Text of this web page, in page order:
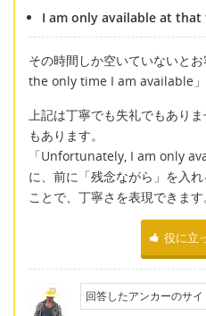
I am only available at that
その時間しか空いていないと
the only time I am available」
上記は丁寧でも失礼でもあり
もあります。
「Unfortunately, I am only
に、前に「残念ながら」を入
ことで、丁寧さを表現できます
役に立
回答したアンカーのサイ